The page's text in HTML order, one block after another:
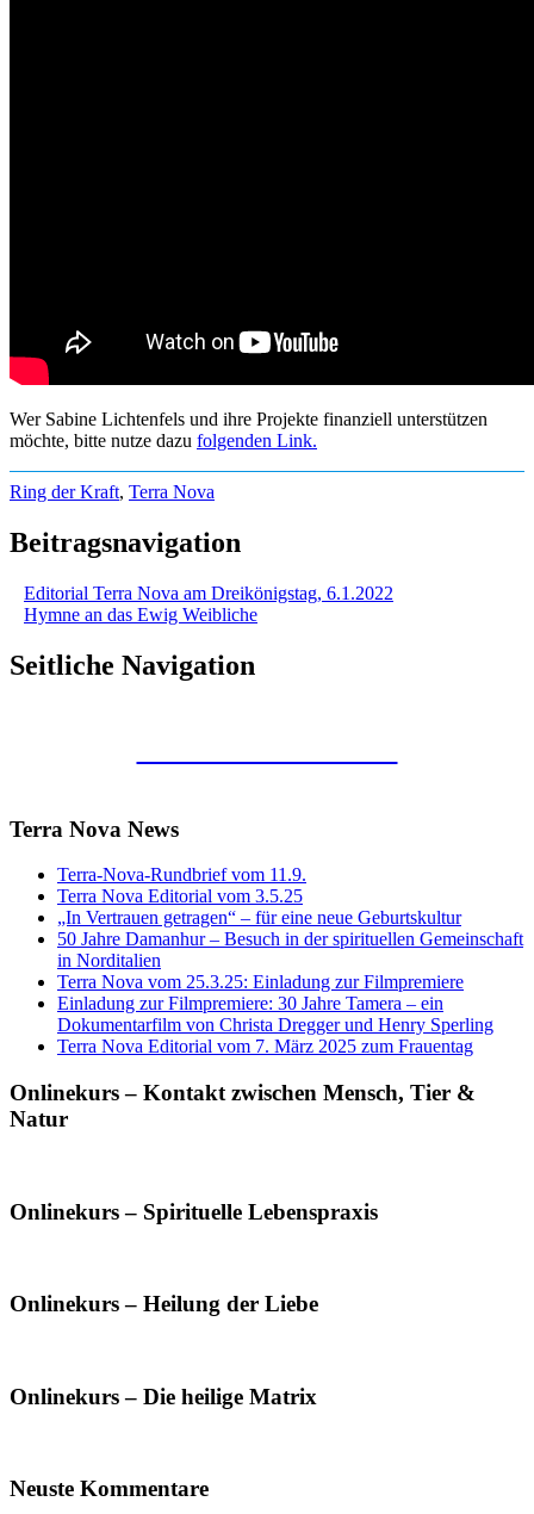
Wer Sabine Lichtenfels und ihre Projekte finanziell unterstützen
möchte, bitte nutze dazu folgenden Link.
Ring der Kraft, Terra Nova
Beitragsnavigation
Editorial Terra Nova am Dreikönigstag, 6.1.2022
Hymne an das Ewig Weibliche
Seitliche Navigation
Terra Nova News
Terra-Nova-Rundbrief vom 11.9.
Terra Nova Editorial vom 3.5.25
„In Vertrauen getragen“ – für eine neue Geburtskultur
50 Jahre Damanhur – Besuch in der spirituellen Gemeinschaft
in Norditalien
Terra Nova vom 25.3.25: Einladung zur Filmpremiere
Einladung zur Filmpremiere: 30 Jahre Tamera – ein
Dokumentarfilm von Christa Dregger und Henry Sperling
Terra Nova Editorial vom 7. März 2025 zum Frauentag
Onlinekurs – Kontakt zwischen Mensch, Tier &
Natur
Onlinekurs – Spirituelle Lebenspraxis
Onlinekurs – Heilung der Liebe
Onlinekurs – Die heilige Matrix
Neuste Kommentare